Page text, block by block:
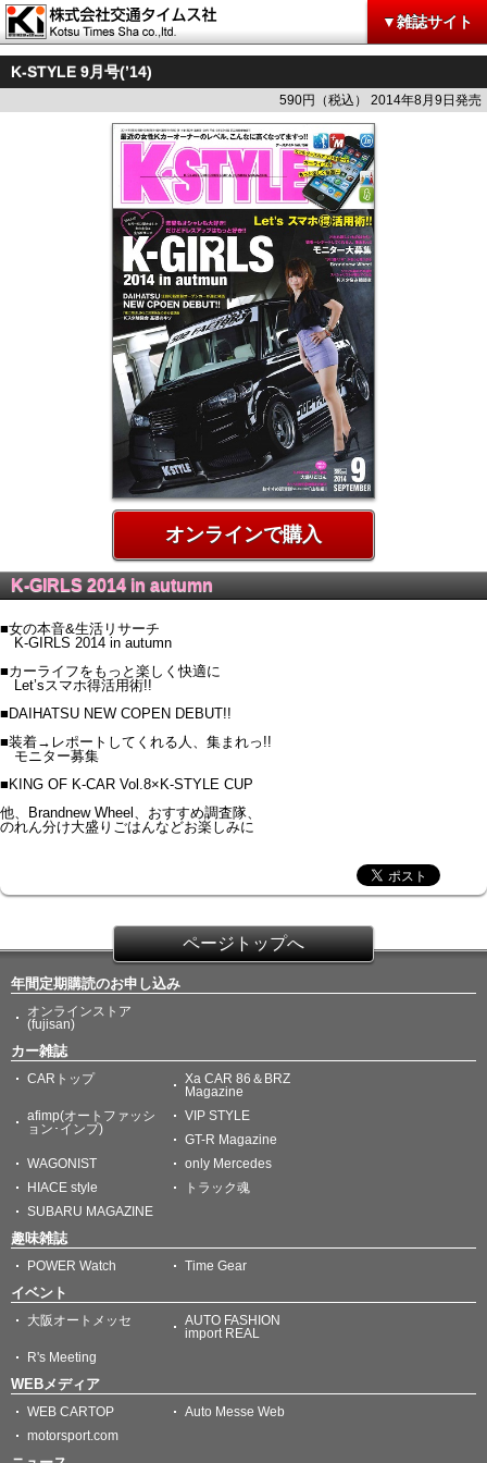
▼雑誌サイト
K-STYLE 9月号(’14)
590円（税込） 2014年8月9日発売
オンラインで購入
K-GIRLS 2014 in autumn
■女の本音&生活リサーチ
K-GIRLS 2014 in autumn
■カーライフをもっと楽しく快適に
Let’sスマホ得活用術!!
■DAIHATSU NEW COPEN DEBUT!!
■装着→レポートしてくれる人、集まれっ!!
モニター募集
■KING OF K-CAR Vol.8×K-STYLE CUP
他、Brandnew Wheel、おすすめ調査隊、
のれん分け大盛りごはんなどお楽しみに
ページトップへ
年間定期購読のお申し込み
オンラインストア
(fujisan)
カー雑誌
CARトップ
Xa CAR 86＆BRZ
Magazine
afimp(オートファッシ
ョン･インプ)
VIP STYLE
GT-R Magazine
WAGONIST
only Mercedes
HIACE style
トラック魂
SUBARU MAGAZINE
趣味雑誌
POWER Watch Time Gear
イベント
大阪オートメッセ
AUTO FASHION
import REAL
R's Meeting
WEBメディア
WEB CARTOP
Auto Messe Web
motorsport.com